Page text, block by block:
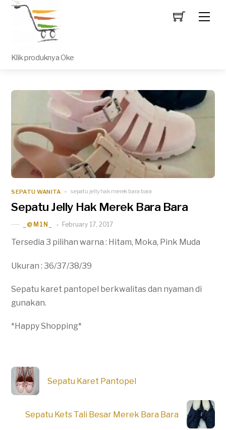
Klik produknya Oke
SEPATU WANITA sepatu jelly hak merek bara bara
Sepatu Jelly Hak Merek Bara Bara
_@M1N_ February 17, 2017
Tersedia 3 pilihan warna : Hitam, Moka, Pink Muda
Ukuran : 36/37/38/39
Sepatu karet pantopel berkwalitas dan nyaman di
gunakan.
*Happy Shopping*
Sepatu Karet Pantopel
Sepatu Kets Tali Besar Merek Bara Bara